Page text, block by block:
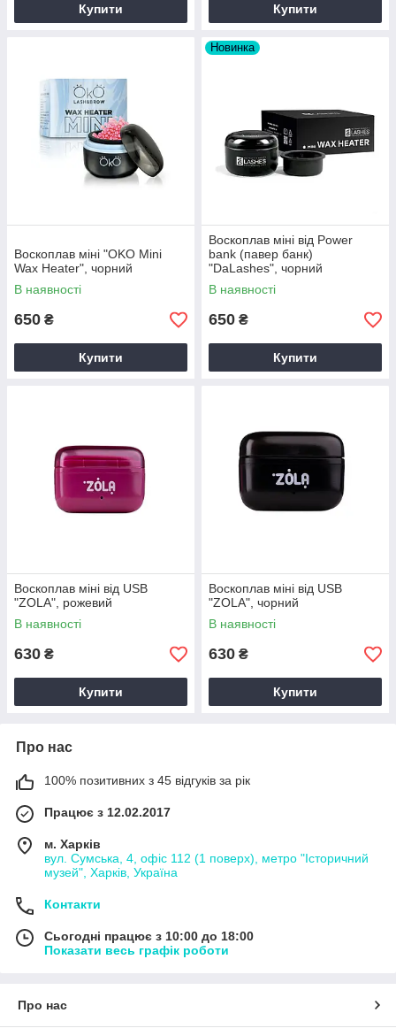
Купити Купити
Воскоплав міні "OKO Mini
Wax Heater", чорний
В наявності
650 ₴
Купити
Новинка
Воскоплав міні від Power
bank (павер банк)
"DaLashes", чорний
В наявності
650 ₴
Купити
Воскоплав міні від USB
"ZOLA", рожевий
В наявності
630 ₴
Купити
Воскоплав міні від USB
"ZOLA", чорний
В наявності
630 ₴
Купити
Про нас
100% позитивних з 45 відгуків за рік
Працює з 12.02.2017
м. Харків
вул. Сумська, 4, офіс 112 (1 поверх), метро "Історичний
музей", Харків, Україна
Контакти
Сьогодні працює з 10:00 до 18:00
Показати весь графік роботи
Про нас